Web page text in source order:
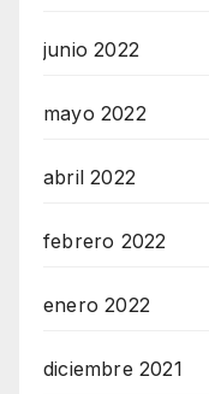
junio 2022
mayo 2022
abril 2022
febrero 2022
enero 2022
diciembre 2021